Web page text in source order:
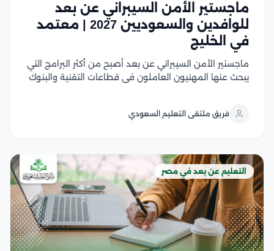
ماجستير الأمن السيبراني عن بعد
للوافدين والسعوديين 2027 | معتمد
في الخليج
ماجستير الأمن السيبراني عن بعد أصبح من أكثر البرامج التي
يبحث عنها المهنيون العاملون في قطاعات التقنية والبنوك
المتقدم دون تعطيل الوظيفة...
فريق ملتقى التعليم السعودي
التعليم عن بعد في مصر